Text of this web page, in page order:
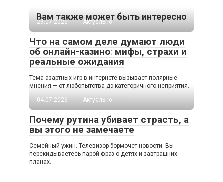
Вам также может быть интересно
29.07.2026 Актуально
Что на самом деле думают люди
об онлайн-казино: мифы, страхи и
реальные ожидания
Тема азартных игр в интернете вызывает полярные
мнения — от любопытства до категоричного неприятия.
04.07.2026
Актуально
Почему рутина убивает страсть, а
вы этого не замечаете
Семейный ужин. Телевизор бормочет новости. Вы
перекидываетесь парой фраз о детях и завтрашних
планах.